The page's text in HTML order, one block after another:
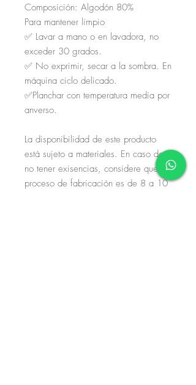
Composición: Algodón 80%
Para mantener limpio
✅ Lavar a mano o en lavadora, no
exceder 30 grados.
✅ No exprimir, secar a la sombra. En
máquina ciclo delicado.
✅Planchar con temperatura media por
anverso.
La disponibilidad de este producto
está sujeto a materiales. En caso de
no tener exisencias, considere que su
proceso de fabricación es de 8 a 10